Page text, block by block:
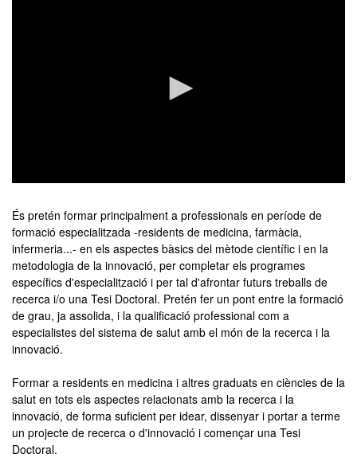
of
0
seconds
És pretén formar principalment a professionals en període de
formació especialitzada -residents de medicina, farmàcia,
infermeria...- en els aspectes bàsics del mètode científic i en la
metodologia de la innovació, per completar els programes
específics d'especialització i per tal d'afrontar futurs treballs de
recerca i/o una Tesi Doctoral. Pretén fer un pont entre la formació
de grau, ja assolida, i la qualificació professional com a
especialistes del sistema de salut amb el món de la recerca i la
innovació.
Formar a residents en medicina i altres graduats en ciències de la
salut en tots els aspectes relacionats amb la recerca i la
innovació, de forma suficient per idear, dissenyar i portar a terme
un projecte de recerca o d'innovació i començar una Tesi
Doctoral.